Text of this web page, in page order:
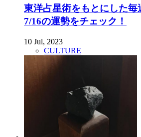
東洋占星術をもとにした毎
7/16の運勢をチェック！
10 Jul, 2023
CULTURE